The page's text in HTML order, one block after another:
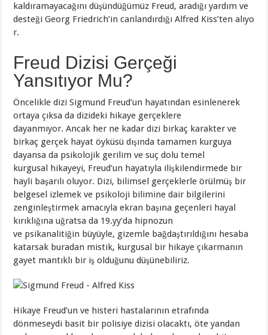
kaldıramayacağını düşündüğümüz Freud, aradığı yardım ve
desteği Georg Friedrich’in canlandırdığı Alfred Kiss’ten alıyo
r.
Freud Dizisi Gerçeği
Yansıtıyor Mu?
Öncelikle dizi Sigmund Freud’un hayatından esinlenerek
ortaya çıksa da dizideki hikaye gerçeklere
dayanmıyor. Ancak her ne kadar dizi birkaç karakter ve
birkaç gerçek hayat öyküsü dışında tamamen kurguya
dayansa da psikolojik gerilim ve suç dolu temel
kurgusal hikayeyi, Freud’un hayatıyla ilişkilendirmede bir
hayli başarılı oluyor. Dizi, bilimsel gerçeklerle örülmüş bir
belgesel izlemek ve psikoloji bilimine dair bilgilerini
zenginleştirmek amacıyla ekran başına geçenleri hayal
kırıklığına uğratsa da 19.yy’da hipnozun
ve psikanalitiğin büyüyle, gizemle bağdaştırıldığını hesaba
katarsak buradan mistik, kurgusal bir hikaye çıkarmanın
gayet mantıklı bir iş olduğunu düşünebiliriz.
Hikaye Freud’un ve histeri hastalarının etrafında
dönmeseydi basit bir polisiye dizisi olacaktı, öte yandan